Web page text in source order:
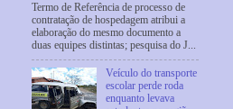
Termo de Referência de processo de
contratação de hospedagem atribui a
elaboração do mesmo documento a
duas equipes distintas; pesquisa do J...
Veículo do transporte
escolar perde roda
enquanto levava